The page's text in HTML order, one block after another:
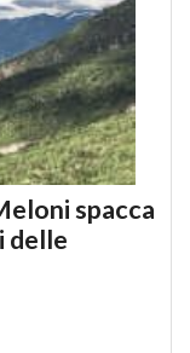
spacca
delle